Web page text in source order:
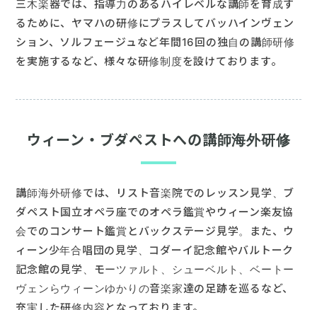
研修制度
三木楽器では、指導力のあるハイレベルな講師を育成す
るために、ヤマハの研修にプラスしてバッハインヴェン
ション、ソルフェージュなど年間16回の独自の講師研修
を実施するなど、様々な研修制度を設けております。
ウィーン・ブダペストへの講師海外研修
講師海外研修では、リスト音楽院でのレッスン見学、ブ
ダペスト国立オペラ座でのオペラ鑑賞やウィーン楽友協
会でのコンサート鑑賞とバックステージ見学。また、ウ
ィーン少年合唱団の見学、コダーイ記念館やバルトーク
記念館の見学、モーツァルト、シューベルト、ベートー
ヴェンらウィーンゆかりの音楽家達の足跡を巡るなど、